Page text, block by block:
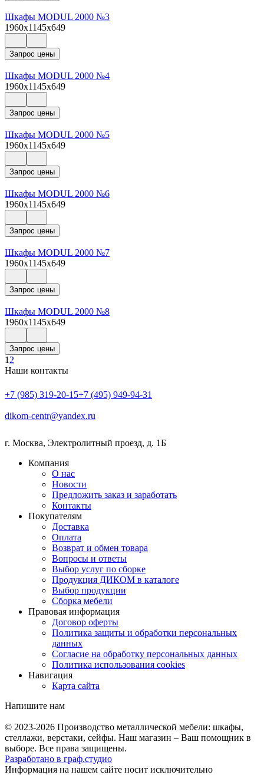
Шкафы MODUL 2000 №3
1960x1145x649
Запрос цены
Шкафы MODUL 2000 №4
1960x1145x649
Запрос цены
Шкафы MODUL 2000 №5
1960x1145x649
Запрос цены
Шкафы MODUL 2000 №6
1960x1145x649
Запрос цены
Шкафы MODUL 2000 №7
1960x1145x649
Запрос цены
Шкафы MODUL 2000 №8
1960x1145x649
Запрос цены
1 2
Наши контакты
+7 (985) 319-20-15+7 (495) 949-94-31
dikom-centr@yandex.ru
г. Москва, Электролитный проезд, д. 1Б
Компания
О нас
Новости
Предложить заказ и заработать
Контакты
Покупателям
Доставка
Оплата
Возврат и обмен товара
Вопросы и ответы
Выбор услуг по сборке
Продукция ДИКОМ в каталоге
Выбор продукции
Сборка мебели
Правовая информация
Договор оферты
Политика защиты и обработки персональных
данных
Согласие на обработку персональных данных
Политика использования cookies
Навигация
Карта сайта
Напишите нам
© 2023-2026 Производство металлической мебели: шкафы,
стеллажи, верстаки, сейфы. Наш магазин – Ваш помощник в
выборе. Все права защищены.
Разработано в граф.студио
Информация на нашем сайте носит исключительно